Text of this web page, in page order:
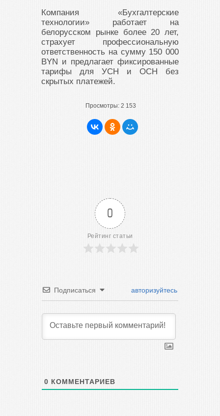
Компания «Бухгалтерские
технологии» работает на
белорусском рынке более 20 лет,
страхует профессиональную
ответственность на сумму 150 000
BYN и предлагает фиксированные
тарифы для УСН и ОСН без
скрытых платежей.
Просмотры: 2 153
0
Рейтинг статьи
Подписаться авторизуйтесь
0 КОММЕНТАРИЕВ